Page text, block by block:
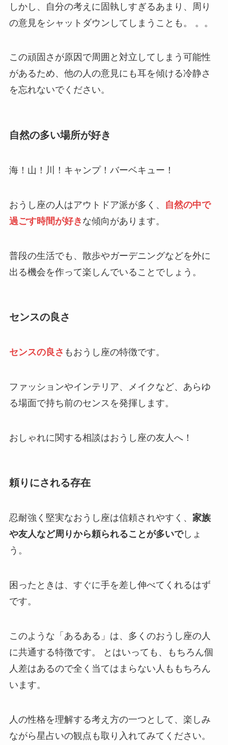
しかし、自分の考えに固執しすぎるあまり、周り
の意見をシャットダウンしてしまうことも。 。。
この頑固さが原因で周囲と対立してしまう可能性
があるため、他の人の意見にも耳を傾ける冷静さ
を忘れないでください。
自然の多い場所が好き
海！山！川！キャンプ！バーベキュー！
おうし座の人はアウトドア派が多く、
自然の中で
過ごす時間が好き な傾向があります。
普段の生活でも、散歩やガーデニングなどを外に
出る機会を作って楽しんでいることでしょう。
センスの良さ
センスの良さ もおうし座の特徴です。
ファッションやインテリア、メイクなど、あらゆ
る場面で持ち前のセンスを発揮します。
おしゃれに関する相談はおうし座の友人へ！
頼りにされる存在
忍耐強く堅実なおうし座は信頼されやすく、 家族
や友人など周りから頼られることが多いでしょ
う。
困ったときは、すぐに手を差し伸べてくれるはず
です。
このような「あるある」は、多くのおうし座の人
に共通する特徴です。 とはいっても、もちろん個
人差はあるので全く当てはまらない人ももちろん
います。
人の性格を理解する考え方の一つとして、楽しみ
ながら星占いの観点も取り入れてみてください。